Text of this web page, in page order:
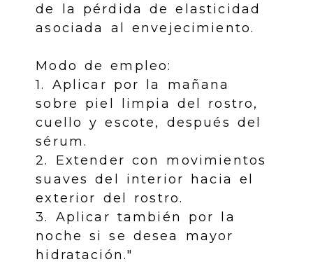
de la pérdida de elasticidad
asociada al envejecimiento.
Modo de empleo:
1. Aplicar por la mañana
sobre piel limpia del rostro,
cuello y escote, después del
sérum.
2. Extender con movimientos
suaves del interior hacia el
exterior del rostro.
3. Aplicar también por la
noche si se desea mayor
hidratación."